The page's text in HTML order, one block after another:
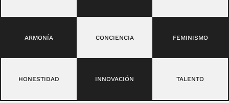
ARMONÍA CONCIENCIA FEMINISMO
HONESTIDAD INNOVACIÓN TALENTO